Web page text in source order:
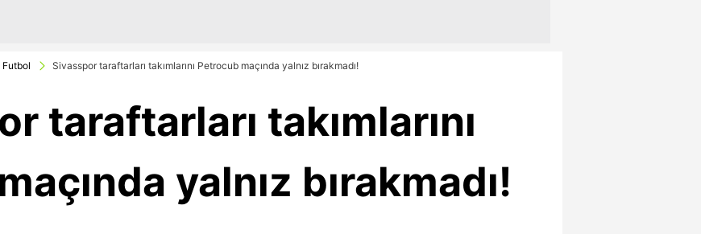
Futbol Sivasspor taraftarları takımlarını Petrocub maçında yalnız bırakmadı!
taraftarları takımlarını
yalnız bırakmadı!